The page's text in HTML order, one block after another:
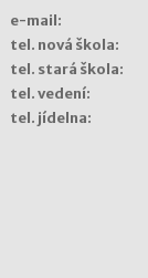
e-mail:
tel. nová škola:
tel. stará škola:
tel. vedení:
tel. jídelna: